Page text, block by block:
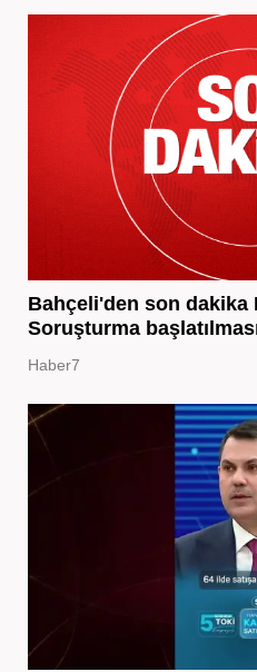
Bahçeli'den son dakika
Soruşturma
Haber7